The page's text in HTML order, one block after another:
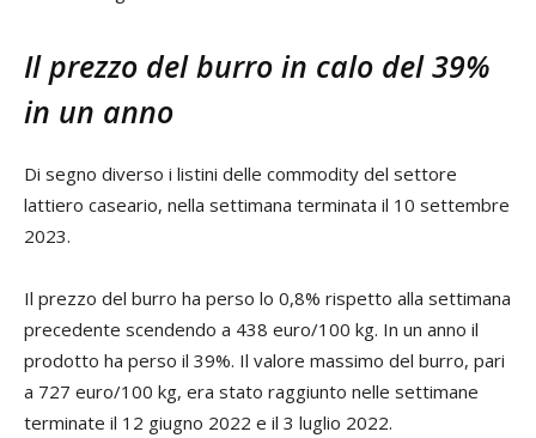
Il prezzo del burro in calo del 39%
in un anno
Di segno diverso i listini delle commodity del settore
lattiero caseario, nella settimana terminata il 10 settembre
2023.
Il prezzo del burro ha perso lo 0,8% rispetto alla settimana
precedente scendendo a 438 euro/100 kg. In un anno il
prodotto ha perso il 39%. Il valore massimo del burro, pari
a 727 euro/100 kg, era stato raggiunto nelle settimane
terminate il 12 giugno 2022 e il 3 luglio 2022.